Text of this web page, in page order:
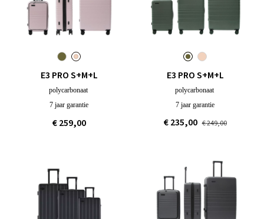
E3 PRO S+M+L
polycarbonaat
7 jaar garantie
€ 259,00
E3 PRO S+M+L
polycarbonaat
7 jaar garantie
€ 235,00 € 249,00